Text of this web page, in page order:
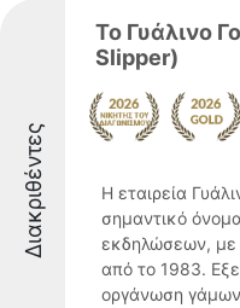
Διακριθέντες
Το Γυάλινο
Slipper)
Η εταιρεία
σημαντικό
εκδηλώσεων, με
από το 1983.
οργάνωση